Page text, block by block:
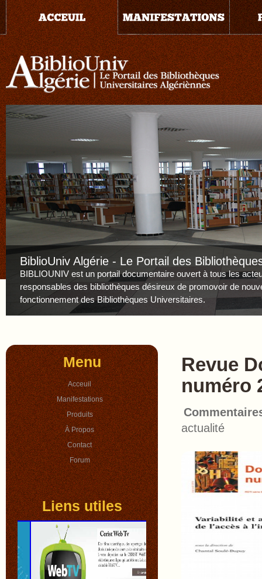
BiblioUniv Algérie - Le Portail des
BIBLIOUNIV est un portail documentaire ouvert à tous les
responsables des bibliothèques désireux de promovoir de
fonctionnement des Bibliothèques Universitaires.
Revue
numéro
actualité
Menu
Acceuil
Manifestations
Produits
À Propos
Contact
Forum
Liens utiles